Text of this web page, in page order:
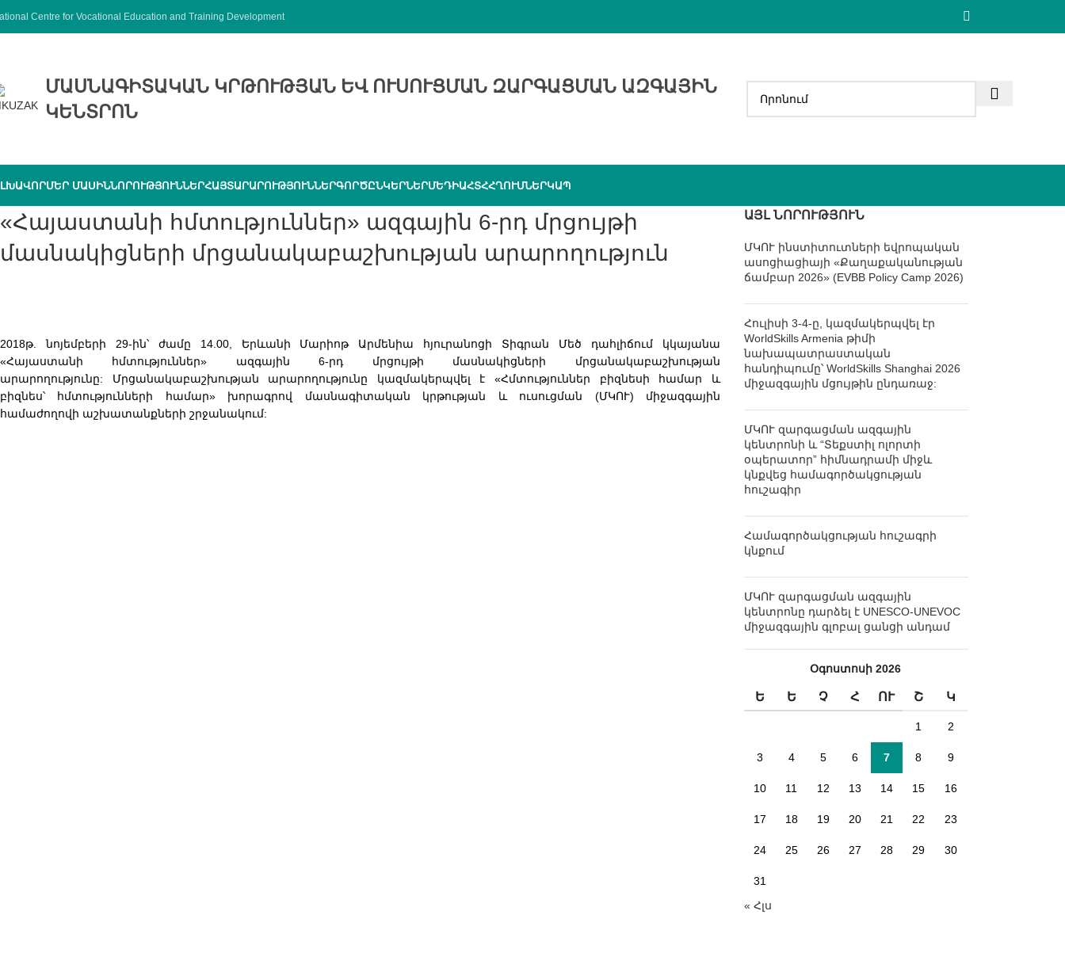
Centre for Vocational Education and Training Development
ՄԱՍՆԱԳԻՏԱԿԱՆ ԿՐԹՈՒԹՅԱՆ ԵՎ ՈՒՍՈՒՑՄԱՆ ԶԱՐԳԱՑՄԱՆ ԱԶԳԱՅԻՆ
ԿԵՆՏՐՈՆ
ՄԵՐ ՄԱՍԻՆՆՈՐՈՒԹՅՈՒՆՆԵՐՀԱՅՏԱՐԱՐՈՒԹՅՈՒՆՆԵՐԳՈՐԾԸՆԿԵՐՆԵՐՄԵԴԻԱՀՏՀՀՂՈՒՄՆԵՐԿԱՊ
«Հայաստանի հմտություններ» ազգային 6-րդ մրցույթի
մասնակիցների մրցանակաբաշխության արարողություն
2018թ. նոյեմբերի 29-ին՝ ժամը 14.00, Երևանի Մարիոթ Արմենիա հյուրանոցի Տիգրան Մեծ դահլիճում կկայանա
«Հայաստանի հմտություններ» ազգային 6-րդ մրցույթի մասնակիցների մրցանակաբաշխության
արարողությունը: Մրցանակաբաշխության արարողությունը կազմակերպվել է «Հմտություններ բիզնեսի համար և
բիզնես՝ հմտությունների համար» խորագրով մասնագիտական կրթության և ուսուցման (ՄԿՈՒ) միջազգային
համաժողովի աշխատանքների շրջանակում:
ԱՅԼ ՆՈՐՈՒԹՅՈՒՆ
ՄԿՈՒ ինստիտուտների եվրոպական
ասոցիացիայի «Քաղաքականության
ճամբար 2026» (EVBB Policy Camp 2026)
Հուլիսի 3-4-ը, կազմակերպվել էր
WorldSkills Armenia թիմի
նախապատրաստական
հանդիպումը՝ WorldSkills Shanghai 2026
միջազգային մցույթին ընդառաջ:
ՄԿՈՒ զարգացման ազգային
կենտրոնի և “Տեքստիլ ոլորտի
օպերատոր” հիմնադրամի միջև
կնքվեց համագործակցության
հուշագիր
Համագործակցության հուշագրի
կնքում
ՄԿՈՒ զարգացման ազգային
կենտրոնը դարձել է UNESCO-UNEVOC
միջազգային գլոբալ ցանցի անդամ
Օգոստոսի 2026
Ե Ե Չ Հ ՈՒ Շ Կ
1 2
3 4 5 6 7 8 9
10 11 12 13 14 15 16
17 18 19 20 21 22 23
24 25 26 27 28 29 30
31
« Հլս